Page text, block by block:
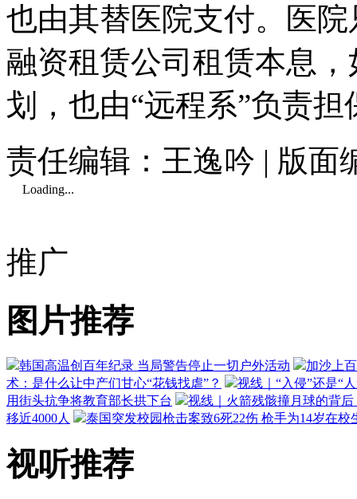
也由其替医院支付。医
融资租赁公司租赁本息
划，也由“远程系”负责
责任编辑：王逸吟 | 版面
Loading...
推广
图片推荐
韩国高温创百年纪录 当局警告停止一切户外活动
加沙上
术：是什么让中产们甘心“花钱找虐”？
视线｜“入侵”还是“
用街头抗争将教育部长拱下台
视线｜火箭残骸撞月球的背
移近4000人
泰国突发校园枪击案致6死22伤 枪手为14岁在校
视听推荐